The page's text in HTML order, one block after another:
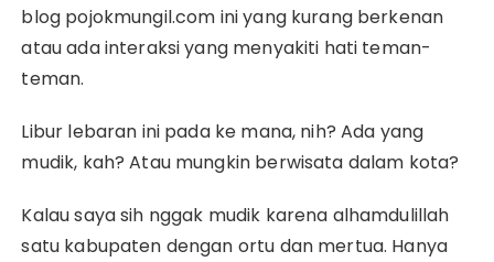
blog pojokmungil.com ini yang kurang berkenan
atau ada interaksi yang menyakiti hati teman-
teman.
Libur lebaran ini pada ke mana, nih? Ada yang
mudik, kah? Atau mungkin berwisata dalam kota?
Kalau saya sih nggak mudik karena alhamdulillah
satu kabupaten dengan ortu dan mertua. Hanya